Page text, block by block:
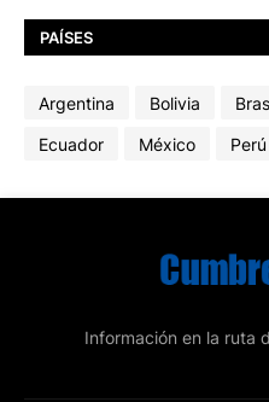
PAÍSES
Argentina Bolivia
Ecuador
México Perú
Información en la ruta